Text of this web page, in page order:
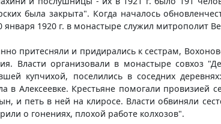
была закрыта". Когда началось
января 1920 г. в монастыре служил митрополит
притесняли и придирались к сестрам,
Власти организовали в монастыре совхоз
купчихой, поселились в соседних
в Алексеевке. Крестьяне помогали провизией
и петь в ней на клиросе. Власти обвиняли
о гонениях, плохой работе колхозов".